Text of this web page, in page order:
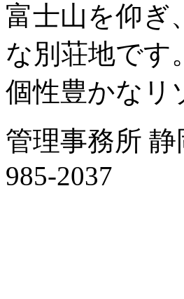
富士山を仰ぎ
な別荘地です。
個性豊かなリ
管理事務所
985-2037